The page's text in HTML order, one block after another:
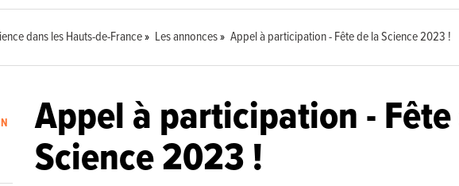
dans les Hauts-de-France Les annonces Appel à participation - Fête de la Science 2023 !
Appel à participation - Fête
Science 2023 !